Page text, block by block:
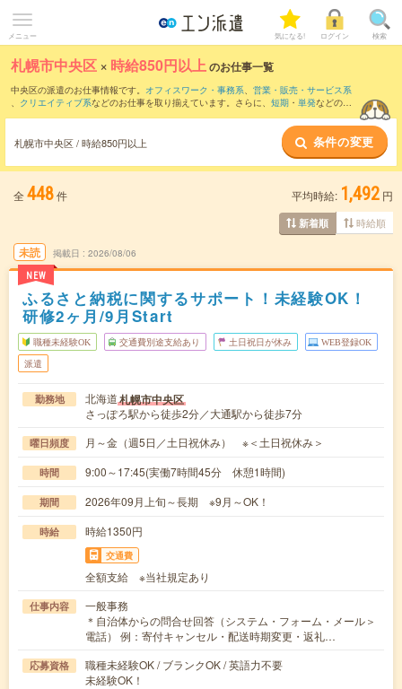
メニュー 気になる! ログイン 検索
札幌市中央区 × 時給850円以上のお仕事一覧
中央区の派遣のお仕事情報です。 オフィスワーク・事務系、 営業・販売・サービス系
、 クリエイティブ系などのお仕事を取り揃えています。さらに、 短期 ・ 単発などの期
時給1100円以上 ・1800円以上の求人はこちら
当サイトでは法令を遵守し、最低賃金以上の求人のみを掲載しています。
札幌市中央区 / 時給850円以上 条件の変更
全 448件 平均時給: 1,492 円
新着順 時給順
未読
NEW
掲載日 2026/08/06
ふるさと納税に関するサポート！未経験OK！
研修2ヶ月/9月Start
職種未経験OK 交通費別途支給あり 土日祝日が休み WEB登録OK
派遣
勤務地 北海道札幌市中央区
さっぽろ駅から徒歩2分／大通駅から徒歩7分
曜日頻度 月～金（週5日／土日祝休み） ※＜土日祝休み＞
時間 9:00～17:45(実働7時間45分 休憩1時間)
期間 2026年09月上旬～長期 ※9月～OK！
時給 時給1350円
交通費
全額支給 ※当社規定あり
仕事内容
一般事務
＊自治体からの問合せ回答（システム・フォーム・メール＞
電話） 例：寄付キャンセル・配送時期変更・返礼…
応募資格
職種未経験OK / ブランクOK / 英語力不要
未経験OK！